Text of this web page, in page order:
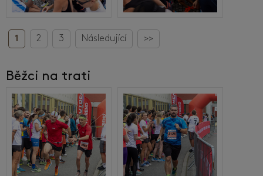
1 2 3 Následující >>
Běžci na trati